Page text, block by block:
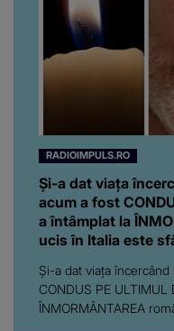
RADIOIMPULS.RO
Și-a dat viața
acum a fost
a întâmplat la
ucis în Italia este
Și-a dat viața
CONDUS PE
ÎNMORMÂNTAREA